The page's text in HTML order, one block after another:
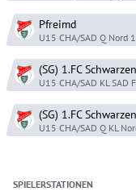
Pfreimd
U15 CHA/SAD Q Nord
(SG) 1.FC
U15 CHA/SAD KL SAD
(SG) 1.FC
U15 CHA/SAD Q KL
SPIELERSTATIONEN